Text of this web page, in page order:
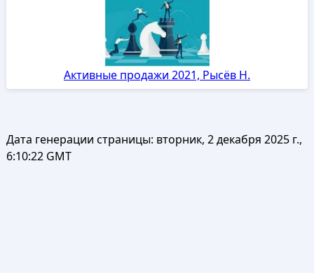
Активные продажи 2021, Рысёв Н.
Дата генерации страницы: вторник, 2 декабря 2025 г.,
6:10:22 GMT